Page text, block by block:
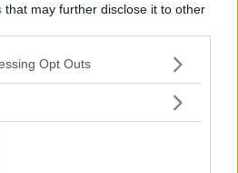
that may further disclose it to other
app uses one or more Google
usage behaviour. You may click to
purposes in below Google
Opt Outs
RAV4